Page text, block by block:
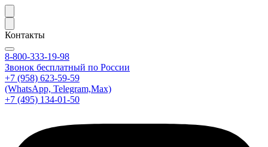
Контакты
8-800-333-19-98
Звонок бесплатный по России
+7 (958) 623-59-59
(WhatsApp, Telegram,Max)
+7 (495) 134-01-50